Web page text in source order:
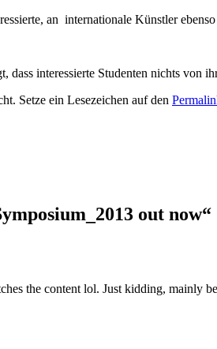
an internationale Künstler
dass interessierte Studenten nichts von
Setze ein Lesezeichen auf den
out now“
the content lol. Just kidding, mainly